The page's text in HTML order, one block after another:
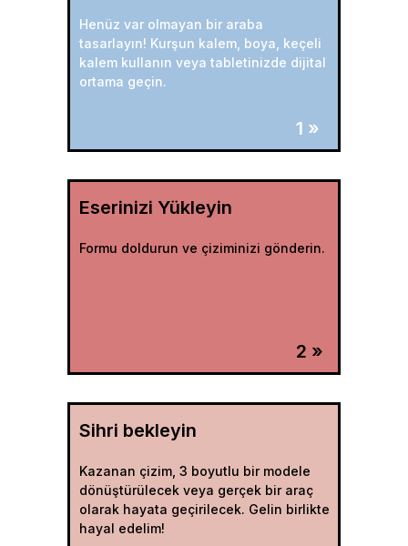
Henüz var olmayan bir araba
tasarlayın! Kurşun kalem, boya, keçeli
kalem kullanın veya tabletinizde dijital
ortama geçin.
1 »
Eserinizi Yükleyin
Formu doldurun ve çiziminizi gönderin.
2 »
Sihri bekleyin
Kazanan çizim, 3 boyutlu bir modele
dönüştürülecek veya gerçek bir araç
olarak hayata geçirilecek. Gelin birlikte
hayal edelim!